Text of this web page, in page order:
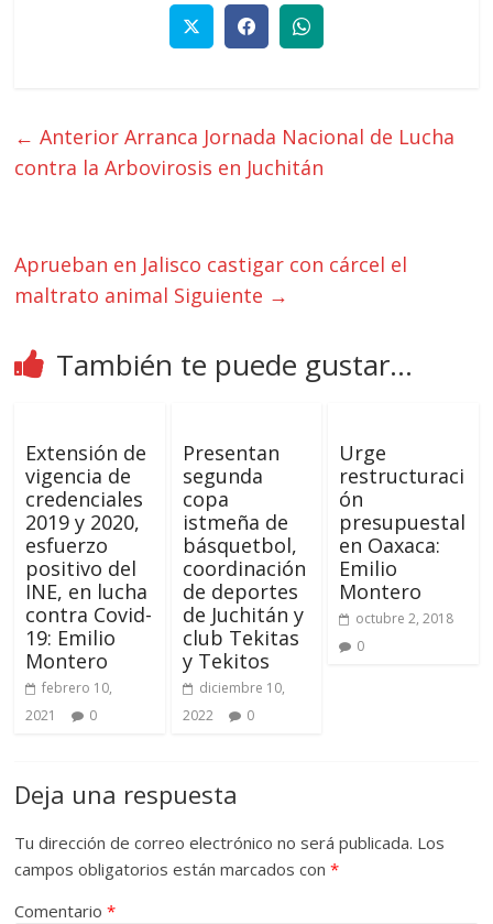
← Anterior Arranca Jornada Nacional de Lucha
contra la Arbovirosis en Juchitán
Aprueban en Jalisco castigar con cárcel el
maltrato animal Siguiente →
También te puede gustar...
Extensión de
vigencia de
credenciales
2019 y 2020,
esfuerzo
positivo del
INE, en lucha
contra Covid-
19: Emilio
Montero
febrero 10,
2021
0
Presentan
segunda
copa
istmeña de
básquetbol,
coordinación
de deportes
de Juchitán y
club Tekitas
y Tekitos
diciembre 10,
2022
0
Urge
restructuraci
ón
presupuestal
en Oaxaca:
Emilio
Montero
octubre 2, 2018
0
Deja una respuesta
Tu dirección de correo electrónico no será publicada. Los
campos obligatorios están marcados con*
Comentario*